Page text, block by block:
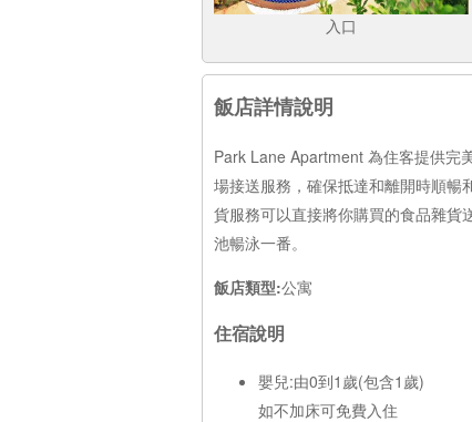
入口
飯店詳情說明
Park Lane Apartment 為住客提供完
場接送服務，確保抵達和離開時順
貨服務可以直接將你購買的食品雜
池暢泳一番。
飯店類型:公寓
住宿說明
嬰兒:由0到1歲(包含1歲)
如不加床可免費入住